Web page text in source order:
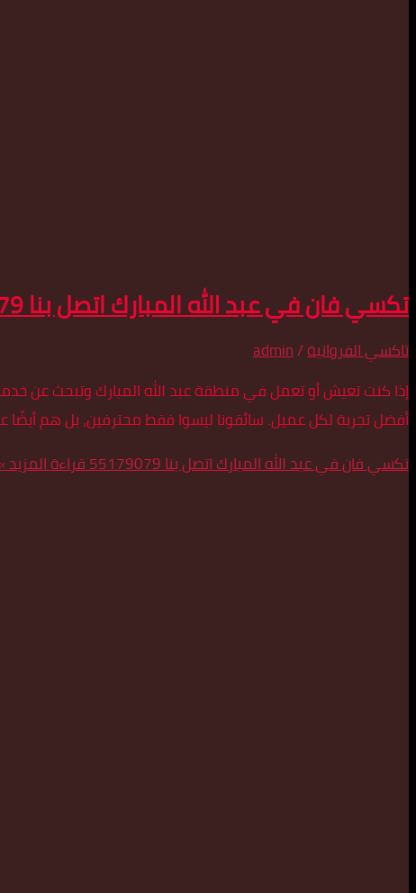
تكسي فان في عبد الله المبارك اتصل بنا 55179079
تاكسي الفروانية/
admin
إذا كنت تعيش أو تعمل في منطقة عبد الله المبارك وتبحث عن
أفضل تجربة لكل عميل. سائقونا ليسوا فقط محترفين، بل هم
تكسي فان في عبد الله المبارك اتصل بنا 55179079
قراءة المزيد